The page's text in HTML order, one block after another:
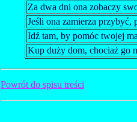
Za dwa dni ona zobaczy
Jeśli ona zamierza przybyć,
Idź tam, by pomóc twojej
Kup duży dom, chociaż go
Powrót do spisu treści